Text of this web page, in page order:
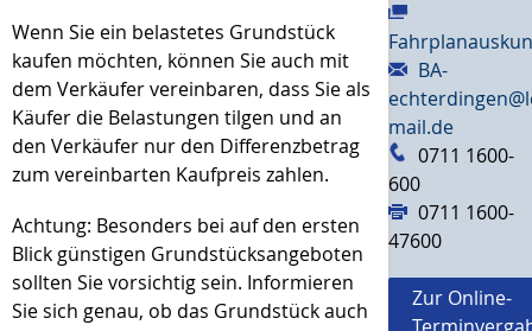
Wenn Sie ein belastetes Grundstück
kaufen möchten, können Sie auch mit
dem Verkäufer vereinbaren, dass Sie als
Käufer die Belastungen tilgen und an
den Verkäufer nur den Differenzbetrag
zum vereinbarten Kaufpreis zahlen.
Achtung: Besonders bei auf den ersten
Blick günstigen Grundstücksangeboten
sollten Sie vorsichtig sein. Informieren
Sie sich genau, ob das Grundstück auch
BA-
mail.de
0711 1600-
600
0711 1600-
47600
Zur Online-